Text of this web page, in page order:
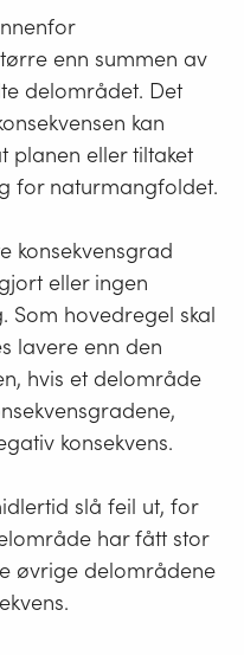
enn summen av
delområdet. Det
kan
planen eller tiltaket
for naturmangfoldet.
konsekvensgrad
eller ingen
Som hovedregel skal
lavere enn den
hvis et delområde
konsekvens.
slå feil ut, for
har fått stor
øvrige delområdene